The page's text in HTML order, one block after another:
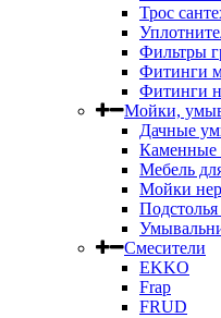
Трос
Фильтры
Фитинги
Фитинги
Мойки,
Дачные
Каменные
Мебель
Мойки
Смесители
EKKO
Frap
FRUD